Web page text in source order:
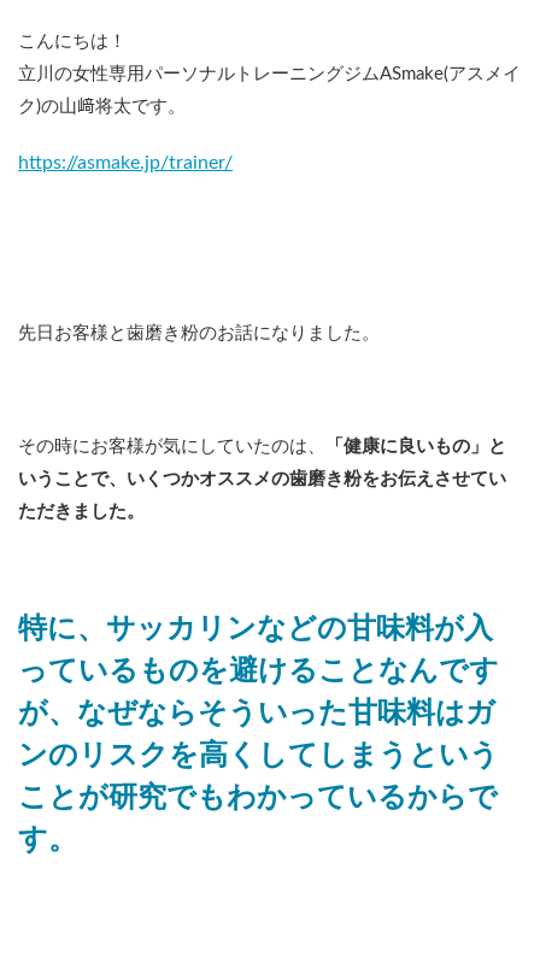
こんにちは！
立川の女性専用パーソナルトレーニングジムASmake(アスメイ
ク)の山﨑将太です。
https://asmake.jp/trainer/
先日お客様と歯磨き粉のお話になりました。
その時にお客様が気にしていたのは、
「健康に良いもの」と
いうことで、いくつかオススメの歯磨き粉をお伝えさせてい
ただきました。
特に、サッカリンなどの甘味料が入
っているものを避けることなんです
が、なぜならそういった甘味料はガ
ンのリスクを高くしてしまうという
ことが研究でもわかっているからで
す。